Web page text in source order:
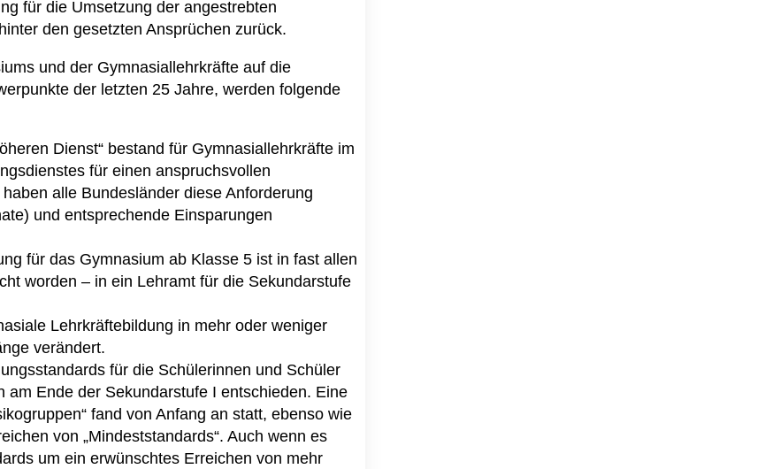
für die Umsetzung der angestrebten
den gesetzten Ansprüchen zurück.
und der Gymnasiallehrkräfte auf die
der letzten 25 Jahre, werden folgende
Dienst“ bestand für Gymnasiallehrkräfte im
für einen anspruchsvollen
alle Bundesländer diese Anforderung
und entsprechende Einsparungen
für das Gymnasium ab Klasse 5 ist in fast allen
worden – in ein Lehramt für die Sekundarstufe
Lehrkräftebildung in mehr oder weniger
verändert.
für die Schülerinnen und Schüler
am Ende der Sekundarstufe I entschieden. Eine
fand von Anfang an statt, ebenso wie
von „Mindeststandards“. Auch wenn es
um ein erwünschtes Erreichen von mehr